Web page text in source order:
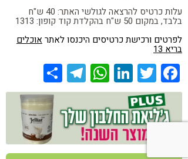
עלות כרטיס להרצאה לגולשי האתר: 40 ש"ח
בלבד, במקום 50 ש"ח בהקלדת קוד קופון: 1313
לפרטים ורכישת כרטיסים היכנסו לאתר אוכלים
בריא 13
Facebook
Twitter
LinkedIn
WhatsApp
Telegram